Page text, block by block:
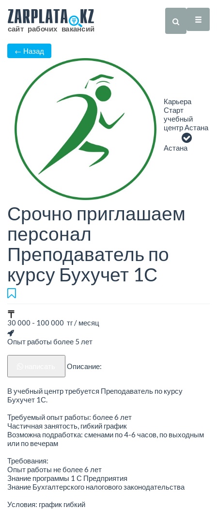
← Назад
Карьера
Старт
учебный
центр Астана
Астана
Срочно приглашаем
персонал
Преподаватель по
курсу Бухучет 1С
30 000 - 100 000 тг / месяц
Опыт работы более 5 лет
Описание:
В учебный центр требуется Преподаватель по курсу
Бухучет 1С.
Требуемый опыт работы: более 6 лет
Частичная занятость, гибкий график
Возможна подработка: сменами по 4-6 часов, по выходным
или по вечерам
Требования:
Опыт работы не более 6 лет
Знание программы 1 С Предприятия
Знание Бухгалтерского налогового законодательства
Условия: график гибкий